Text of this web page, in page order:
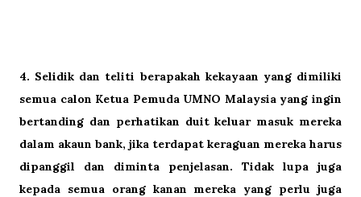
4. Selidik dan teliti berapakah kekayaan yang dimiliki
semua calon Ketua Pemuda UMNO Malaysia yang ingin
bertanding dan perhatikan duit keluar masuk mereka
dalam akaun bank, jika terdapat keraguan mereka harus
dipanggil dan diminta penjelasan. Tidak lupa juga
kepada semua orang kanan mereka yang perlu juga